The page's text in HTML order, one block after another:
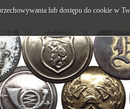
lub dostępu do cookie w